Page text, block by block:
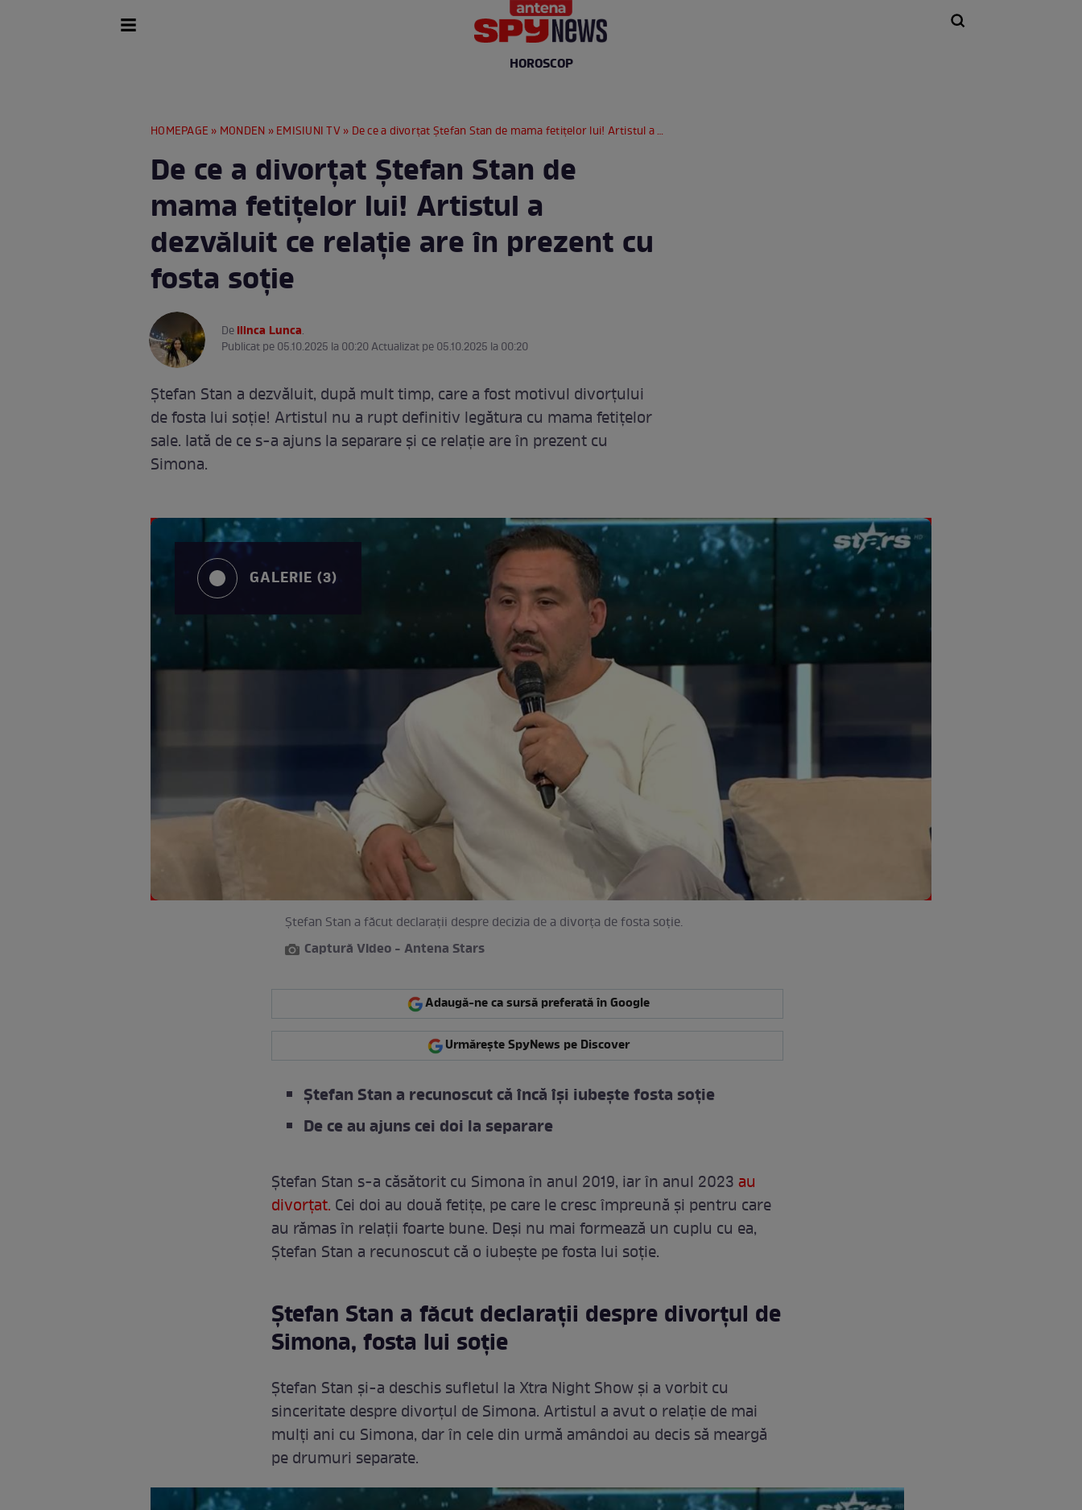
HOROSCOP
HOMEPAGE » MONDEN »EMISIUNI TV» De ce a divorțat Ștefan Stan de mama fetițelor lui! Artistul a dezvăluit ce relație are în prezent cu fosta soție
De ce a divorțat Ștefan Stan de
mama fetițelor lui! Artistul a
dezvăluit ce relație are în prezent cu
fosta soție
DeIlinca Lunca.
Publicat pe 05.10.2025 la 00:20 Actualizat pe 05.10.2025 la 00:20
Ștefan Stan a dezvăluit, după mult timp, care a fost motivul divorțului
de fosta lui soție! Artistul nu a rupt definitiv legătura cu mama fetițelor
sale. Iată de ce s-a ajuns la separare și ce relație are în prezent cu
Simona.
GALERIE (3)
Ștefan Stan a făcut declarații despre decizia de a divorța de fosta soție.
Captură Video - Antena Stars
Adaugă-ne ca sursă preferată în Google
Urmărește SpyNews pe Discover
Ștefan Stan a recunoscut că încă își iubește fosta soție
De ce au ajuns cei doi la separare
Ștefan Stan s-a căsătorit cu Simona în anul 2019, iar în anul 2023au
divorțat. Cei doi au două fetițe, pe care le cresc împreună și pentru care
au rămas în relații foarte bune. Deși nu mai formează un cuplu cu ea,
Ștefan Stan a recunoscut că o iubește pe fosta lui soție.
Ștefan Stan a făcut declarații despre divorțul de
Simona, fosta lui soție
Ștefan Stan și-a deschis sufletul la Xtra Night Show și a vorbit cu
sinceritate despre divorțul de Simona. Artistul a avut o relație de mai
mulți ani cu Simona, dar în cele din urmă amândoi au decis să meargă
pe drumuri separate.